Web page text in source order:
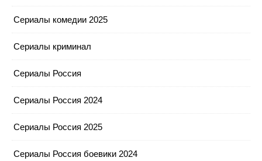
Сериалы комедии 2025
Сериалы криминал
Сериалы Россия
Сериалы Россия 2024
Сериалы Россия 2025
Сериалы Россия боевики 2024